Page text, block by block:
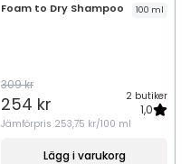
Foam to Dry Shampoo 100 ml
309 kr
254 kr 2 butiker
1,0
Jämförpris 253,75 kr/100 ml
Lägg i varukorg